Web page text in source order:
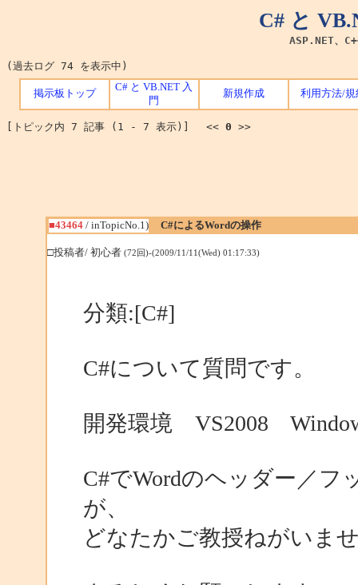
C# と
ASP.NET、
(過去ログ 74 を表示中)
掲示板トップ
C# と VB.NET 入
門
新規作成 利用方法/規
[トピック内 7 記事 (1 - 7 表示)] << 0 >>
■43464/ inTopicNo.1) C#によるWordの操作
□投稿者/ 初心者 (72回)-(2009/11/11(Wed) 01:17:33)
分類:[C#]
C#について質問です。
開発環境 VS2008
C#でWordのヘッダー／フ
が、
どなたかご教授ねがいま